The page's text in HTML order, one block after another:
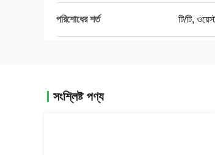
পরিশোধের শর্ত টি/টি,
সংশ্লিষ্ট পণ্য